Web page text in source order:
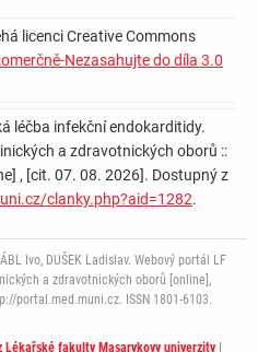
licenci Creative Commons
Nezasahujte do díla 3.0
léčba infekční endokarditidy.
a zdravotnických oborů ::
, [cit. 07. 08. 2026]. Dostupný z
clanky.php?aid=1282.
Ivo, DUŠEK Ladislav. Webový portál LF
a zdravotnických oborů [online],
portal.med.muni.cz. ISSN 1801-6103.
fakulty Masarykovy univerzity|